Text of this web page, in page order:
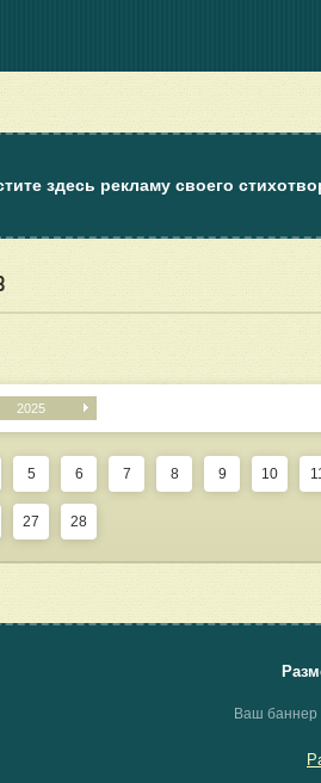
здесь рекламу своего
2025
5 6 7 8 9 10
27 28
Ваш баннер